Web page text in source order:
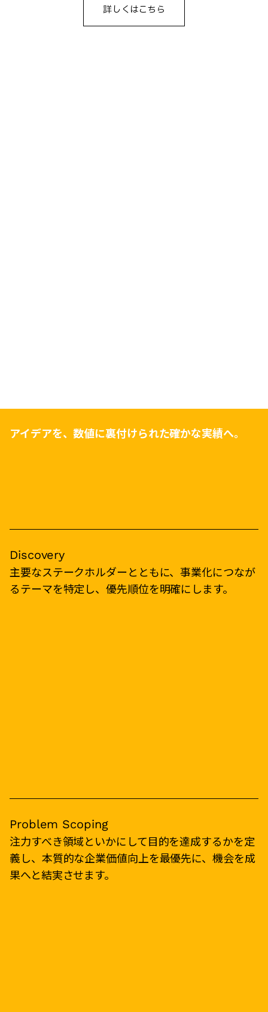
詳しくはこちら
アイデアを、数値に裏付けられた確かな実績へ。
Discovery
主要なステークホルダーとともに、事業化につなが
るテーマを特定し、優先順位を明確にします。
Problem Scoping
注力すべき領域といかにして目的を達成するかを定
義し、本質的な企業価値向上を最優先に、機会を成
果へと結実させます。